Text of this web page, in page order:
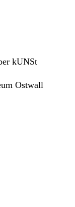
kUNSt
Ostwall